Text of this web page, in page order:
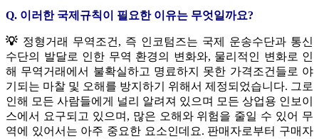
Q. 이러한 국제규칙이 필요한 이유는 무엇일까요?
💡 정형거래 무역조건, 즉 인코텀즈는 국제 운송수단과 통신
수단의 발달로 인한 무역 환경의 변화와, 물리적인 변화로 인
해 무역거래에서 불확실하고 명료하지 못한 가격조건들로 야
기되는 마찰 및 오해를 방지하기 위해서 제정되었습니다. 그로
인해 모든 사람들에게 널리 알려져 있으며 모든 상업용 인보이
스에서 요구되고 있으며, 많은 오해와 위험을 줄일 수 있어 무
역에 있어서는 아주 중요한 요소인데요. 판매자로부터 구매자